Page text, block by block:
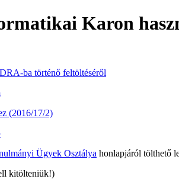
Karon
ba történő feltöltéséről
(2016/17/2)
Ügyek Osztálya honlapjáról tölthető
kitölteniük!)